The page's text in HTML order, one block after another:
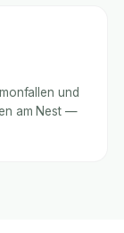
und
am Nest —